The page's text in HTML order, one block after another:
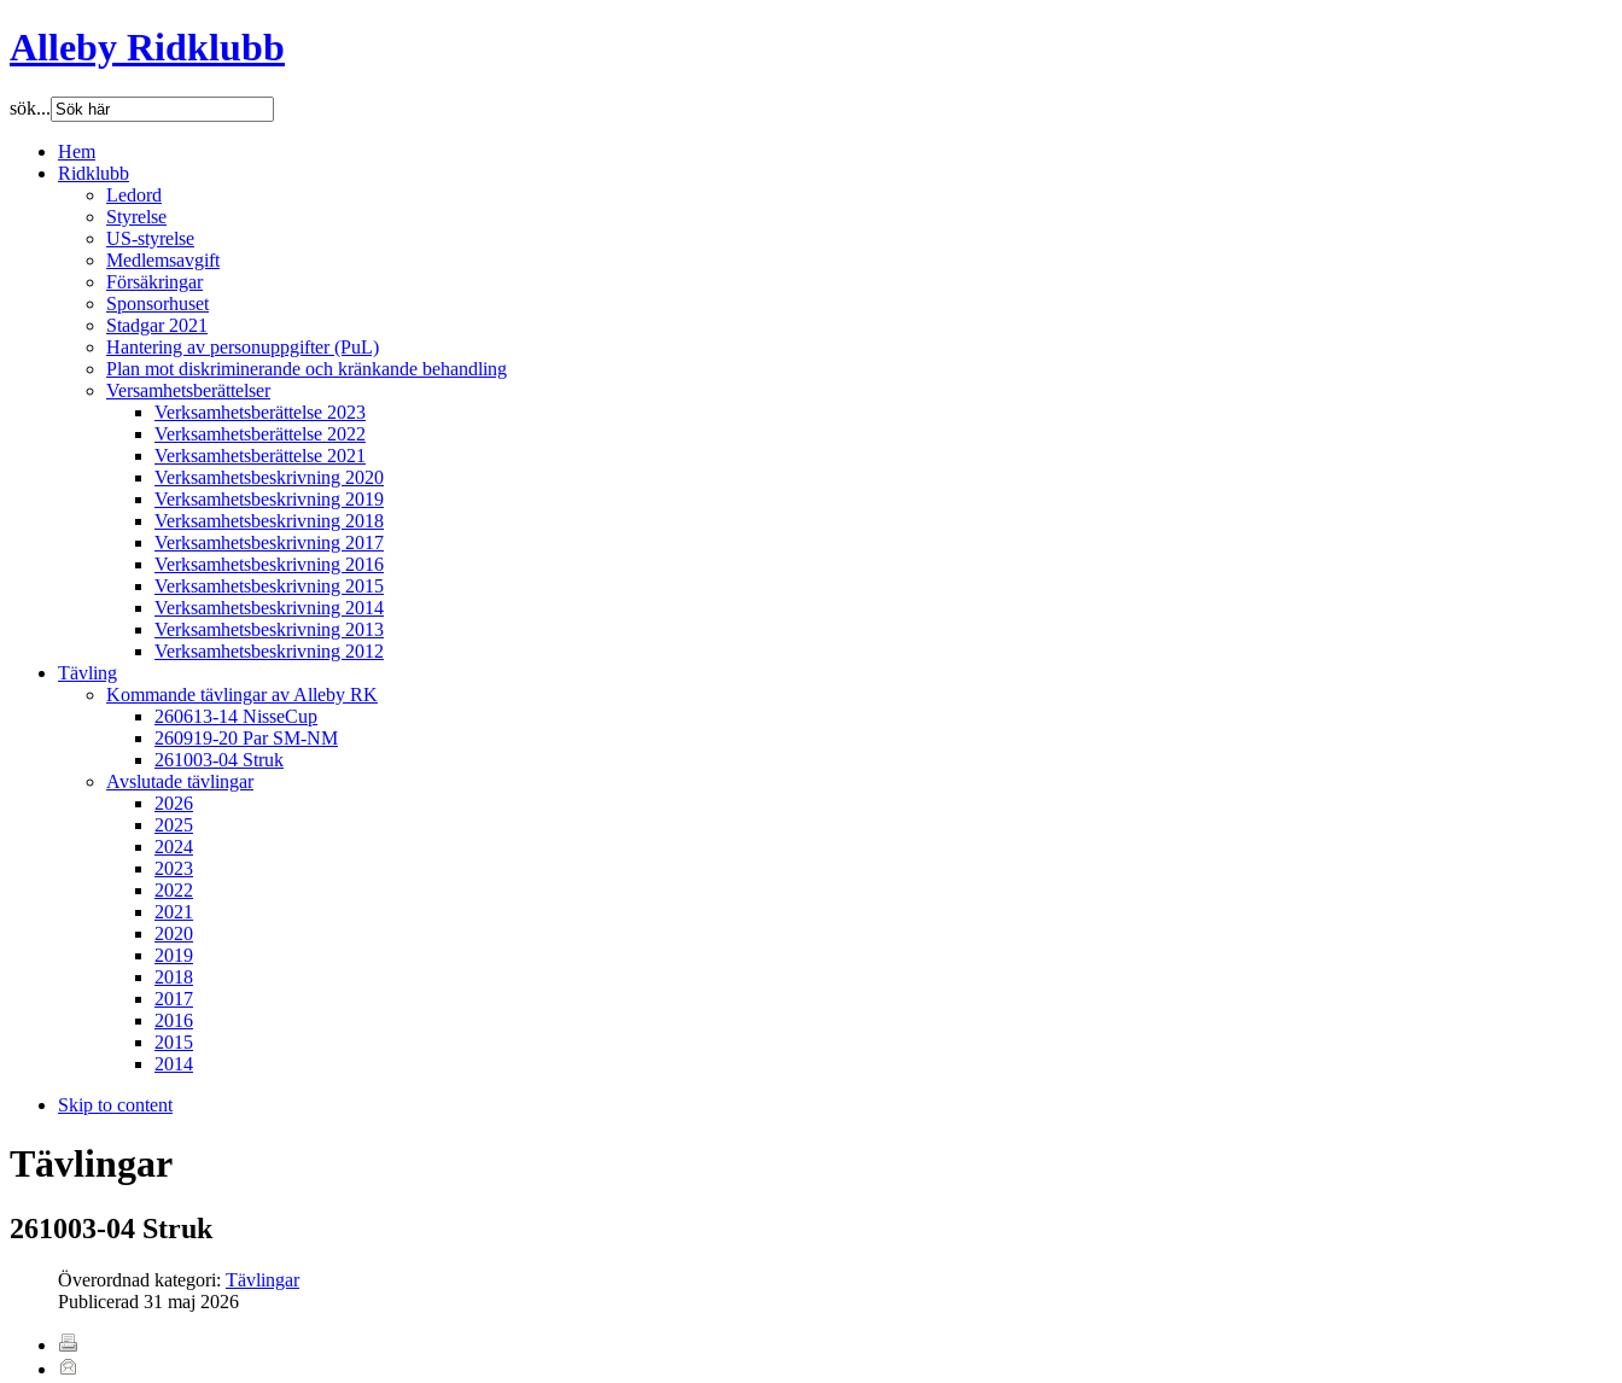
Alleby Ridklubb
sök...
Hem
Ridklubb
Ledord
Styrelse
US-styrelse
Medlemsavgift
Försäkringar
Sponsorhuset
Stadgar 2021
Hantering av personuppgifter (PuL)
Plan mot diskriminerande och kränkande behandling
Versamhetsberättelser
Verksamhetsberättelse 2023
Verksamhetsberättelse 2022
Verksamhetsberättelse 2021
Verksamhetsbeskrivning 2020
Verksamhetsbeskrivning 2019
Verksamhetsbeskrivning 2018
Verksamhetsbeskrivning 2017
Verksamhetsbeskrivning 2016
Verksamhetsbeskrivning 2015
Verksamhetsbeskrivning 2014
Verksamhetsbeskrivning 2013
Verksamhetsbeskrivning 2012
Tävling
Kommande tävlingar av Alleby RK
260613-14 NisseCup
260919-20 Par SM-NM
261003-04 Struk
Avslutade tävlingar
2026
2025
2024
2023
2022
2021
2020
2019
2018
2017
2016
2015
2014
Skip to content
Tävlingar
261003-04 Struk
Överordnad kategori: Tävlingar
Publicerad 31 maj 2026